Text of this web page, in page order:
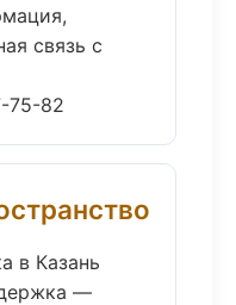
связь с
75-82
в Казань
—